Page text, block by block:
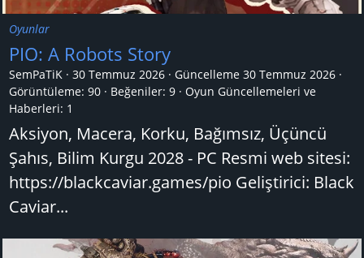
Oyunlar
PIO: A Robots Story
SemPaTiK 30 Temmuz 2026 Güncelleme 30 Temmuz 2026
Görüntüleme: 90
Beğeniler: 9
Oyun Güncellemeleri ve
Haberleri: 1
Aksiyon, Macera, Korku, Bağımsız, Üçüncü
Şahıs, Bilim Kurgu 2028 - PC Resmi web sitesi:
https://blackcaviar.games/pio Geliştirici: Black
Caviar...